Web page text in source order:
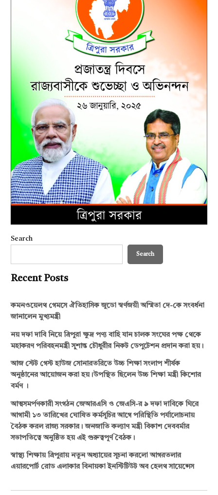
Search
Search
Recent Posts
কমনওয়েলথ গেমসে ঐতিহাসিক জুডো স্বর্ণজয়ী অস্মিতা দে-কে সংবর্ধনা
জানালেন মুখ্যমন্ত্রী
নয় দফা দাবি নিয়ে ত্রিপুরা ক্ষুদ্র পণ্য বাহি যান চালক সংঘের পক্ষ থেকে
মহাকরণ পরিবহনমন্ত্রী সুশান্ত চৌধুরীর নিকট ডেপুটেশন প্রদান করা হয়।
আজ স্টেট গেস্ট হাউজ সোনারতরিতে উচ্চ শিক্ষা সংলাপ শীর্ষক
অনুষ্ঠানের আয়োজন করা হয়।উপস্থিত ছিলেন উচ্চ শিক্ষা মন্ত্রী কিশোর
বর্মণ ।
আত্মসমর্পণকারী সংগঠন জেআরএসি ও জেএসি-র ৯ দফা দাবিকে ঘিরে
আগামী ১৩ তারিখের ঘোষিত কর্মসূচির আগে পরিস্থিতি পর্যালোচনায়
বৈঠক করল রাজ্য সরকার। জনজাতি কল্যাণ মন্ত্রী বিকাশ দেববর্মার
সভাপতিত্বে অনুষ্ঠিত হয় এই গুরুত্বপূর্ণ বৈঠক।
স্বাস্থ্য শিক্ষায় ত্রিপুরায় নতুন অধ্যায়ের সূচনা করলো আগরতলার
এয়ারপোর্ট রোড এলাকার বিনায়কা ইনস্টিটিউট অব হেলথ সায়েন্সেস